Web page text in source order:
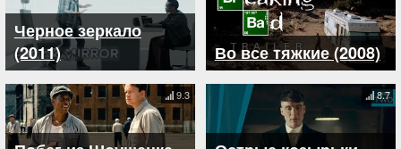
Черное зеркало
(2011)
Во все тяжкие (2008)
9.3 8.7